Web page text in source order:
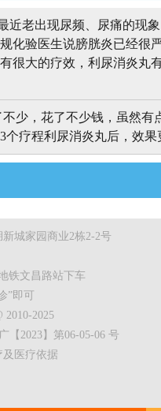
老出现尿频、尿痛的现象
化验医生说膀胱炎已经很
很大的疗效，利尿消炎丸
少，花了不少钱，虽然有
疗程利尿消炎丸后，效果
城家园商业2栋2-2号
铁文昌路站下车
”即可
2010-2025
【2023】第06-05-06 号
医疗依据